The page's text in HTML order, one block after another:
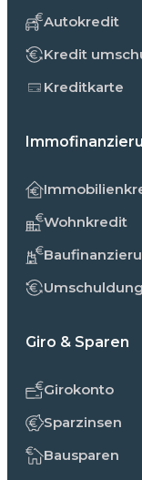
Autokredit
Kredit
Kreditkarte
Wohnkredit
Umschuldung
Giro & Sparen
Girokonto
Sparzinsen
Bausparen